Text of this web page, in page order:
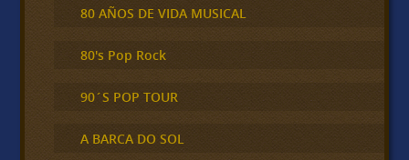
80 AÑOS DE VIDA MUSICAL
80's Pop Rock
90´S POP TOUR
A BARCA DO SOL